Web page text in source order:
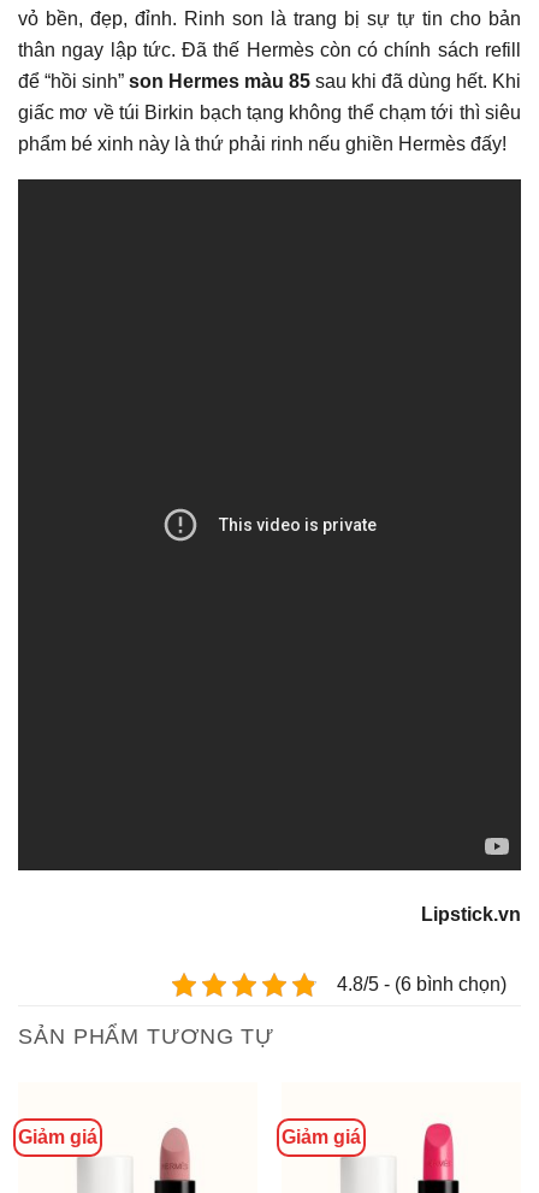
vỏ bền, đẹp, đỉnh. Rinh son là trang bị sự tự tin cho bản
thân ngay lập tức. Đã thế Hermès còn có chính sách refill
để “hồi sinh” son Hermes màu 85 sau khi đã dùng hết. Khi
giấc mơ về túi Birkin bạch tạng không thể chạm tới thì siêu
phẩm bé xinh này là thứ phải rinh nếu ghiền Hermès đấy!
Lipstick.vn
4.8/5 - (6 bình chọn)
SẢN PHẨM TƯƠNG TỰ
Giảm giá Giảm giá